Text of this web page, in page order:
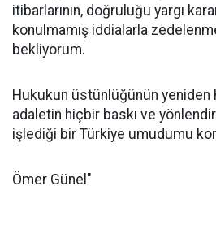
itibarlarının, doğruluğu yargı
konulmamış iddialarla
bekliyorum.
Hukukun üstünlüğünün yeniden
adaletin hiçbir baskı ve
işlediği bir Türkiye umudumu
Ömer Günel"